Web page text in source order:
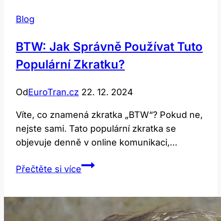
Blog
BTW: Jak Správně Používat Tuto
Populární Zkratku?
OdEuroTran.cz 22. 12. 2024
Víte, co znamená zkratka „BTW“? Pokud ne,
nejste sami. Tato populární zkratka se
objevuje denně v online komunikaci,…
Přečtěte si víceBTW: